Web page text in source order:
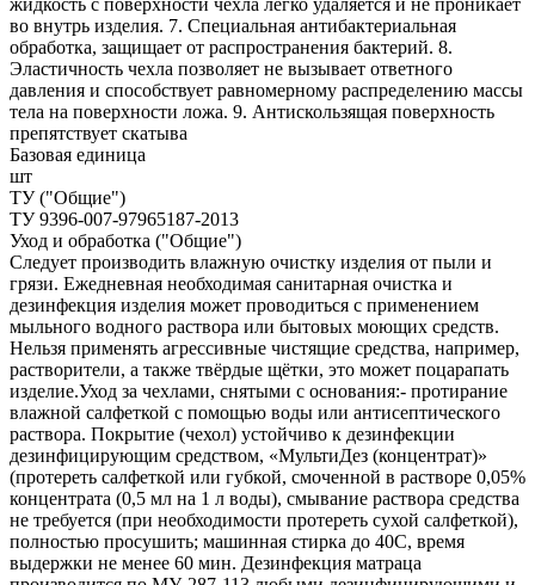
жидкость с поверхности чехла легко удаляется и не проникает
во внутрь изделия. 7. Специальная антибактериальная
обработка, защищает от распространения бактерий. 8.
Эластичность чехла позволяет не вызывает ответного
давления и способствует равномерному распределению массы
тела на поверхности ложа. 9. Антискользящая поверхность
препятствует скатыва
Базовая единица
шт
ТУ ("Общие")
ТУ 9396-007-97965187-2013
Уход и обработка ("Общие")
Следует производить влажную очистку изделия от пыли и
грязи. Ежедневная необходимая санитарная очистка и
дезинфекция изделия может проводиться с применением
мыльного водного раствора или бытовых моющих средств.
Нельзя применять агрессивные чистящие средства, например,
растворители, а также твёрдые щётки, это может поцарапать
изделие.Уход за чехлами, снятыми с основания:- протирание
влажной салфеткой с помощью воды или антисептического
раствора. Покрытие (чехол) устойчиво к дезинфекции
дезинфицирующим средством, «МультиДез (концентрат)»
(протереть салфеткой или губкой, смоченной в растворе 0,05%
концентрата (0,5 мл на 1 л воды), смывание раствора средства
не требуется (при необходимости протереть сухой салфеткой),
полностью просушить; машинная стирка до 40С, время
выдержки не менее 60 мин. Дезинфекция матраца